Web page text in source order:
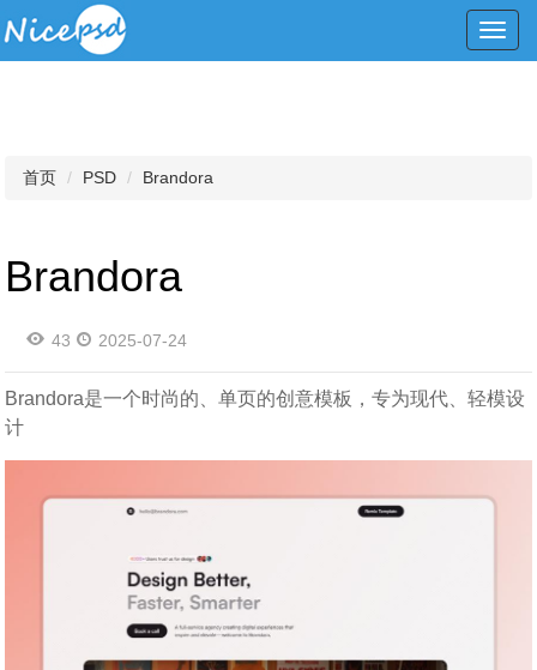
首页 PSD Brandora
Brandora
43 2025-07-24
Brandora是一个时尚的、单页的创意模板，专为现代、轻模设
计